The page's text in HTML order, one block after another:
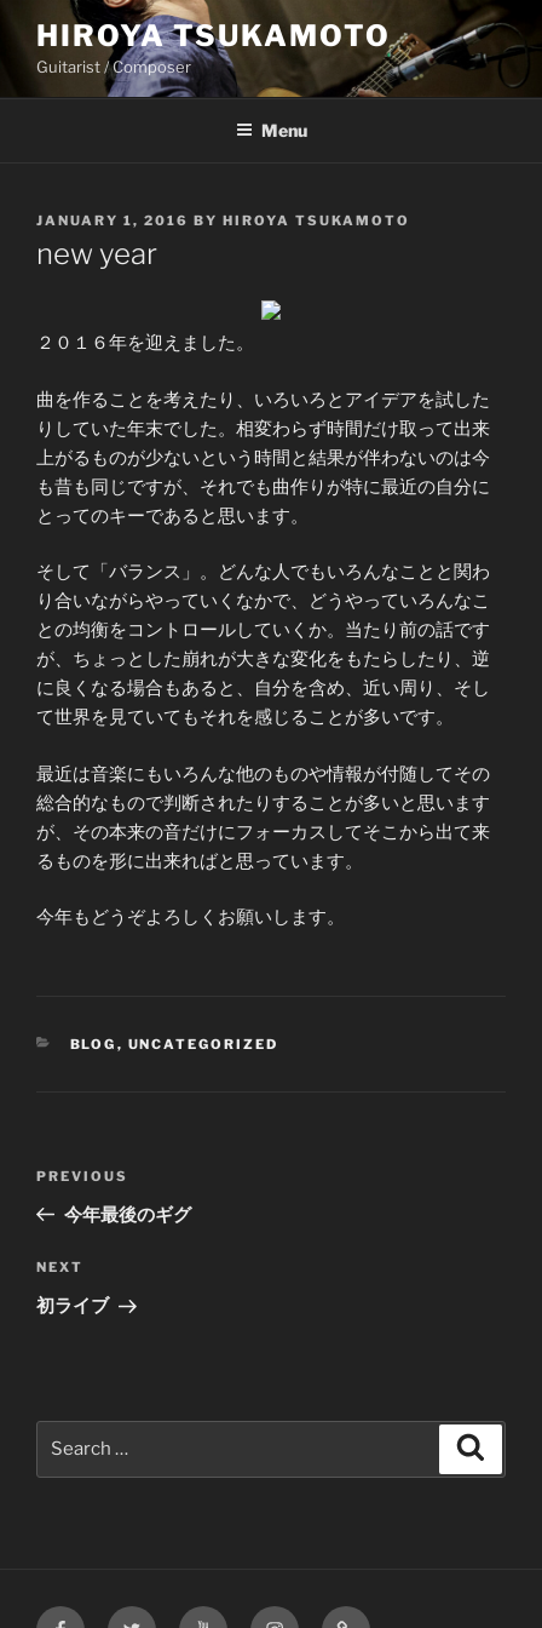
content
HIROYA TSUKAMOTO
Guitarist / Composer
Menu
POSTED
JANUARY 1, 2016 BY HIROYA TSUKAMOTO
new year
２０１６年を迎えました。
曲を作ることを考えたり、いろいろとアイデアを試した
りしていた年末でした。相変わらず時間だけ取って出来
上がるものが少ないという時間と結果が伴わないのは今
も昔も同じですが、それでも曲作りが特に最近の自分に
とってのキーであると思います。
そして「バランス」。どんな人でもいろんなことと関わ
り合いながらやっていくなかで、どうやっていろんなこ
との均衡をコントロールしていくか。当たり前の話です
が、ちょっとした崩れが大きな変化をもたらしたり、逆
に良くなる場合もあると、自分を含め、近い周り、そし
て世界を見ていてもそれを感じることが多いです。
最近は音楽にもいろんな他のものや情報が付随してその
総合的なもので判断されたりすることが多いと思います
が、その本来の音だけにフォーカスしてそこから出て来
るものを形に出来ればと思っています。
今年もどうぞよろしくお願いします。
CATEGORIES
BLOG , UNCATEGORIZED
Previous
Post
PREVIOUS
今年最後のギグ
Next
Post
NEXT
初ライブ
facebooktwitter youtube instagrambandcamp